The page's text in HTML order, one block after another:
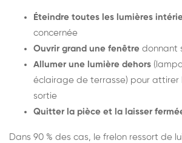
Éteindre toutes les lumières
concernée
Ouvrir grand une fenêtre donnant
Allumer une lumière dehors
éclairage de terrasse) pour attirer
sortie
Quitter la pièce et la laisser
Dans 90 % des cas, le frelon ressort de